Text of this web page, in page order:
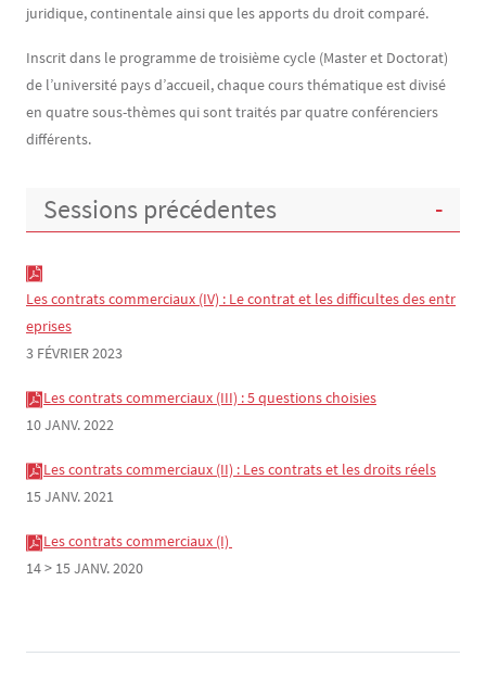
juridique, continentale ainsi que les apports du droit comparé.
Inscrit dans le programme de troisième cycle (Master et Doctorat)
de l’université pays d’accueil, chaque cours thématique est divisé
en quatre sous-thèmes qui sont traités par quatre conférenciers
différents.
Sessions précédentes
Les contrats commerciaux (IV) : Le contrat et les difficultes des entr
eprises
3 FÉVRIER 2023
Les contrats commerciaux (III) : 5 questions choisies
10 JANV. 2022
Les contrats commerciaux (II) : Les contrats et les droits réels
15 JANV. 2021
Les contrats commerciaux (I)
14 > 15 JANV. 2020